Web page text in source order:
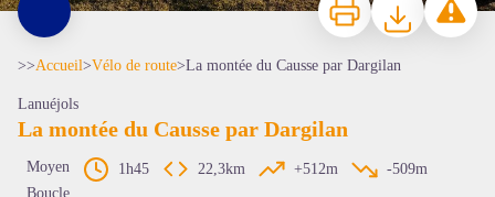
>>Accueil>Vélo de route>La montée du Causse par Dargilan
Lanuéjols
La montée du Causse par Dargilan
Moyen 1h45 22,3km +512m
-509m
Boucle